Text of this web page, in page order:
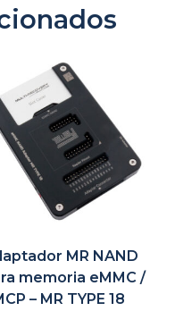
MR NAND
memoria eMMC /
– MR TYPE 18